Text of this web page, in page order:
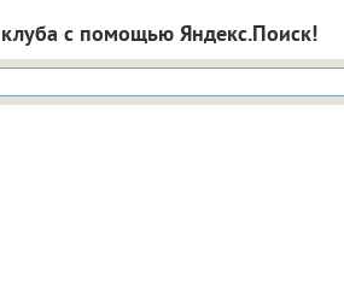
с помощью Яндекс.Поиск!